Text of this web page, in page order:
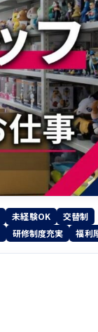
未経験OK
交替制
研修制度充実 福利